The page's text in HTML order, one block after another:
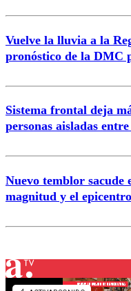
Vuelve la lluvia a la
pronóstico de la DMC
Sistema frontal deja
personas aisladas
Nuevo temblor sacude
magnitud y el epicentro